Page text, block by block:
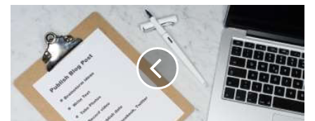
وتخصيص
القوائم
في
صفحات
Apple